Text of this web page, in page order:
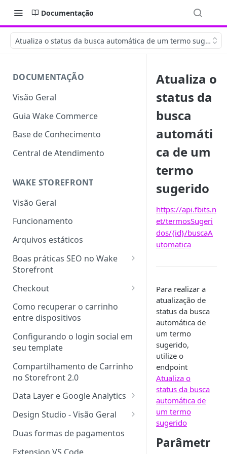
Documentação
Atualiza o status da busca automática de um termo sugerido
DOCUMENTAÇÃO
Visão Geral
Guia Wake Commerce
Base de Conhecimento
Central de Atendimento
WAKE STOREFRONT
Visão Geral
Funcionamento
Arquivos estáticos
Boas práticas SEO no Wake
Storefront
Boas Práticas para Upload de
Imagens no Storefront Wake
Implementação de Dados
Estruturados de Produto
Heading Tag <h1>
Outros Heading Tags
Tag <title>
Tag Canonical no Storefront
Wake
Checkout
Checkout Storefront
Novos Tipos de Páginas
Componentes Fechados
Como recuperar o carrinho
entre dispositivos
Configurando o login social em
seu template
Compartilhamento de Carrinho
no Storefront 2.0
Data Layer e Google Analytics
Implementando o Data Layer
Design Studio - Visão Geral
Design Studio Local
Layout exclusivo por URL
Duas formas de pagamentos
Atualiza o
status da
busca
automáti
ca de um
termo
sugerido
https://api.fbits.n
et/termosSugeri
dos/{id}/buscaA
utomatica
Para realizar a
atualização de
status da busca
automática de
um termo
sugerido,
utilize o
endpoint
Atualiza o
status da busca
automática de
um termo
sugerido
Parâmetr